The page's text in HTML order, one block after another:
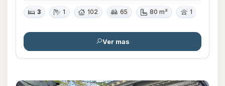
3 1 102 65 80 m² 1
Ver mas